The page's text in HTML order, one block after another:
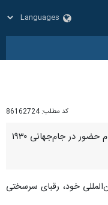
کد مطلب: 86162724